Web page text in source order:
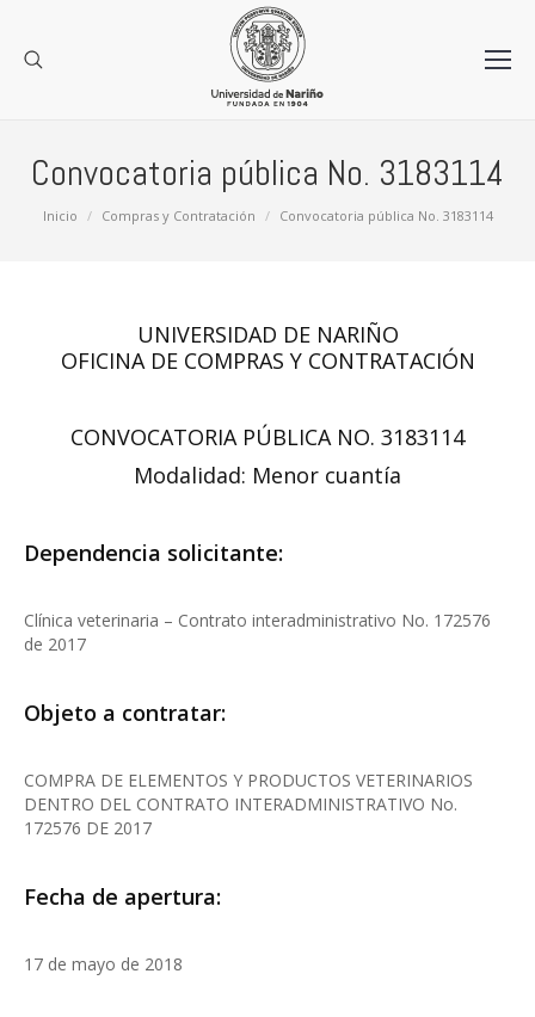
Convocatoria pública No. 3183114
Estás aquí:
Inicio Compras y Contratación Convocatoria pública No. 3183114
UNIVERSIDAD DE NARIÑO
OFICINA DE COMPRAS Y CONTRATACIÓN
CONVOCATORIA PÚBLICA NO. 3183114
Modalidad: Menor cuantía
Dependencia solicitante:
Clínica veterinaria – Contrato interadministrativo No. 172576
de 2017
Objeto a contratar:
COMPRA DE ELEMENTOS Y PRODUCTOS VETERINARIOS
DENTRO DEL CONTRATO INTERADMINISTRATIVO No.
172576 DE 2017
Fecha de apertura:
17 de mayo de 2018